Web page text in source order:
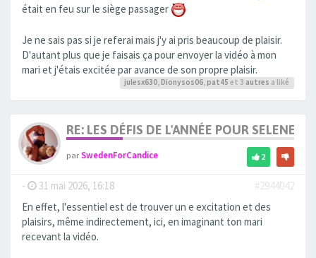
était en feu sur le siège passager
Je ne sais pas si je referai mais j'y ai pris beaucoup de plaisir.
D'autant plus que je faisais ça pour envoyer la vidéo à mon
mari et j'étais excitée par avance de son propre plaisir.
julesx630, Dionysos06, pat45 et 3 autres a liké
RE: LES DÉFIS DE L'ANNÉE POUR SELENE
parSwedenForCandice 2
- 31 mai 2026, 16:18
#2944042
En effet, l'essentiel est de trouver un e excitation et des
plaisirs, même indirectement, ici, en imaginant ton mari
recevant la vidéo.